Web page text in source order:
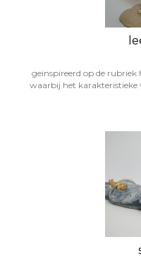
geinspireerd op de
waarbij het karakteristieke